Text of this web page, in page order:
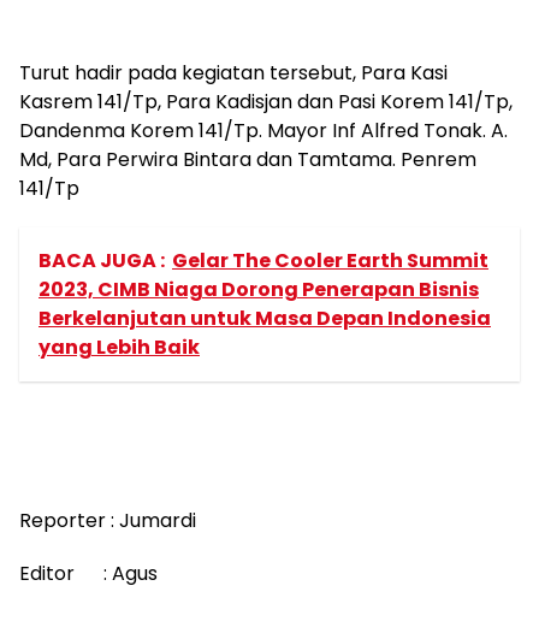
Turut hadir pada kegiatan tersebut, Para Kasi
Kasrem 141/Tp, Para Kadisjan dan Pasi Korem 141/Tp,
Dandenma Korem 141/Tp. Mayor Inf Alfred Tonak. A.
Md, Para Perwira Bintara dan Tamtama. Penrem
141/Tp
BACA JUGA : Gelar The Cooler Earth Summit
2023, CIMB Niaga Dorong Penerapan Bisnis
Berkelanjutan untuk Masa Depan Indonesia
yang Lebih Baik
Reporter : Jumardi
Editor : Agus